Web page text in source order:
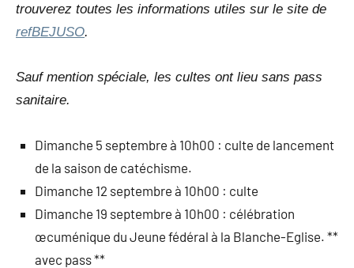
trouverez toutes les informations utiles sur le site de
refBEJUSO.
Sauf mention spéciale, les cultes ont lieu sans pass
sanitaire.
Dimanche 5 septembre à 10h00 : culte de lancement
de la saison de catéchisme.
Dimanche 12 septembre à 10h00 : culte
Dimanche 19 septembre à 10h00 : célébration
œcuménique du Jeune fédéral à la Blanche-Eglise. **
avec pass **